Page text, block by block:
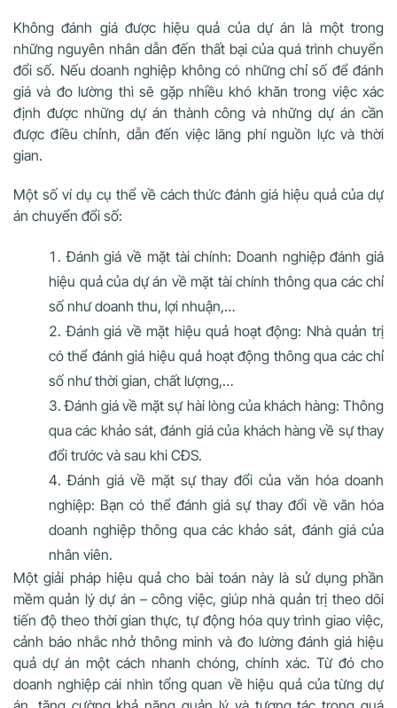
Không đánh giá được hiệu quả của dự án là một trong
những nguyên nhân dẫn đến thất bại của quá trình chuyển
đổi số. Nếu doanh nghiệp không có những chỉ số để đánh
giá và đo lường thì sẽ gặp nhiều khó khăn trong việc xác
định được những dự án thành công và những dự án cần
được điều chỉnh, dẫn đến việc lãng phí nguồn lực và thời
gian.
Một số ví dụ cụ thể về cách thức đánh giá hiệu quả của dự
án chuyển đổi số:
Đánh giá về mặt tài chính: Doanh nghiệp đánh giá
hiệu quả của dự án về mặt tài chính thông qua các chỉ
số như doanh thu, lợi nhuận,…
Đánh giá về mặt hiệu quả hoạt động: Nhà quản trị
có thể đánh giá hiệu quả hoạt động thông qua các chỉ
số như thời gian, chất lượng,…
Đánh giá về mặt sự hài lòng của khách hàng: Thông
qua các khảo sát, đánh giá của khách hàng về sự thay
đổi trước và sau khi CĐS.
Đánh giá về mặt sự thay đổi của văn hóa doanh
nghiệp: Bạn có thể đánh giá sự thay đổi về văn hóa
doanh nghiệp thông qua các khảo sát, đánh giá của
nhân viên.
Một giải pháp hiệu quả cho bài toán này là sử dụng phần
mềm quản lý dự án – công việc, giúp nhà quản trị theo dõi
tiến độ theo thời gian thực, tự động hóa quy trình giao việc,
cảnh báo nhắc nhở thông minh và đo lường đánh giá hiệu
quả dự án một cách nhanh chóng, chính xác. Từ đó cho
doanh nghiệp cái nhìn tổng quan về hiệu quả của từng dự